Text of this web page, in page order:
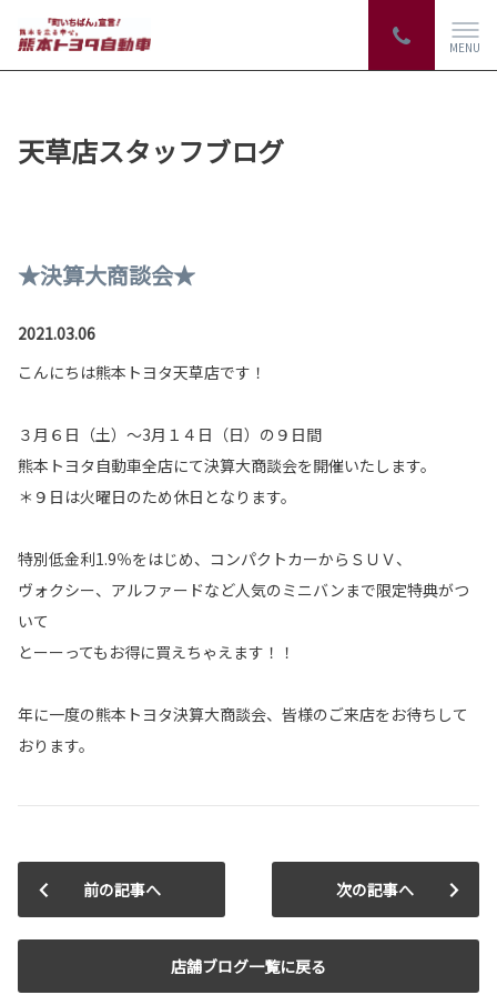
MENU
天草店スタッフブログ
★決算大商談会★
2021.03.06
こんにちは熊本トヨタ天草店です！
３月６日（土）～3月１４日（日）の９日間
熊本トヨタ自動車全店にて決算大商談会を開催いたします。
＊９日は火曜日のため休日となります。
特別低金利1.9％をはじめ、コンパクトカーからＳＵＶ、
ヴォクシー、アルファードなど人気のミニバンまで限定特典がつ
いて
とーーってもお得に買えちゃえます！！
年に一度の熊本トヨタ決算大商談会、皆様のご来店をお待ちして
おります。
前の記事へ
店舗ブログ一覧に戻る
次の記事へ